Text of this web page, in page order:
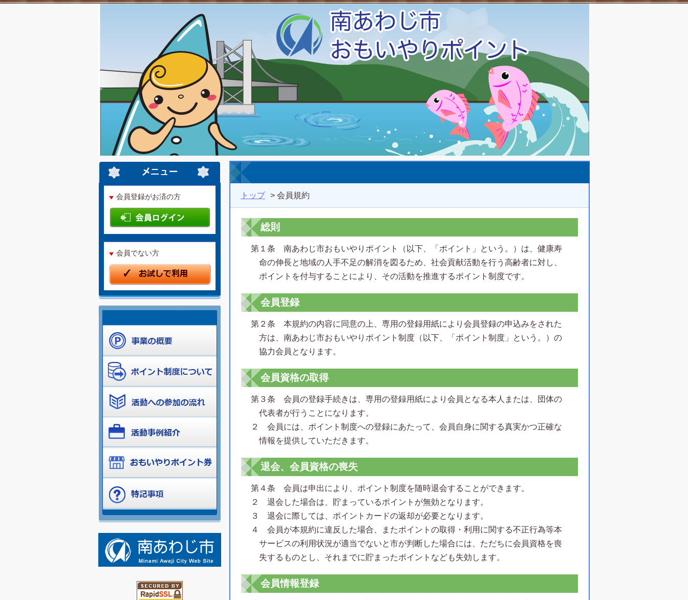
会員登録がお済の方
会員でない方
トップ > 会員規約
総則
第１条 南あわじ市おもいやりポイント（以下、「ポイント」という。）は、健康寿
命の伸長と地域の人手不足の解消を図るため、社会貢献活動を行う高齢者に対し、
ポイントを付与することにより、その活動を推進するポイント制度です。
会員登録
第２条 本規約の内容に同意の上、専用の登録用紙により会員登録の申込みをされた
方は、南あわじ市おもいやりポイント制度（以下、「ポイント制度」という。）の
協力会員となります。
会員資格の取得
第３条 会員の登録手続きは、専用の登録用紙により会員となる本人または、団体の
代表者が行うことになります。
２ 会員には、ポイント制度への登録にあたって、会員自身に関する真実かつ正確な
情報を提供していただきます。
退会、会員資格の喪失
第４条 会員は申出により、ポイント制度を随時退会することができます。
２ 退会した場合は、貯まっているポイントが無効となります。
３ 退会に際しては、ポイントカードの返却が必要となります。
４ 会員が本規約に違反した場合、またポイントの取得・利用に関する不正行為等本
サービスの利用状況が適当でないと市が判断した場合には、ただちに会員資格を喪
失するものとし、それまでに貯まったポイントなども失効します。
会員情報登録